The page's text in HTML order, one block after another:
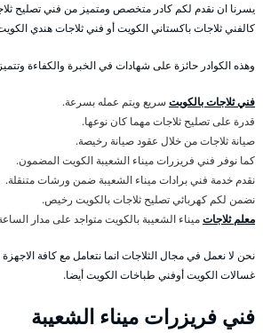
يسرنا ان نقدم لكم كادر متخصص ومتميز من فني تصليح
كالفني ثلاجات باكستاني الكويت أو فني ثلاجات هندي
وهذه الكوادر حائزة على شهادات في الخبرة والكفاءة
فني ثلاجات بالكويت سريع ويتم عمله بسرعة.
قدرة على تصليح ثلاجات مهما كان نوعها.
صيانة ثلاجات من خلال عقود صيانة رخيصة.
كما نوفر فني فريزرات ميناء الشعيبة الكويت المضمون.
نقدم خدمة فني برادات ميناء الشعيبة ضمن ورشات متنقلة.
نضمن لكم كهربائي تصليح ثلاجات بالكويت رخيص.
معلم ثلاجاتميناء الشعيبة بالكويت متواجد على مدار
نحن لا نعمل في مجال الثلاجات انما نتعامل مع كافة
غسالات الكويت أوفني طباخات الكويت أيضا.
فني فريزرات ميناء الشعيبة